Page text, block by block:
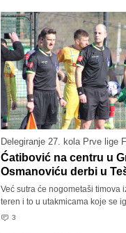
Delegiranje 27. kola Prve lige
Ćatibović na centru u
Osmanoviću derbi u
Već sutra će nogometaši timova
teren i to u utakmicama koje se
3